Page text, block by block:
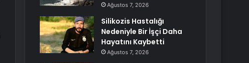
Ağustos 7, 2026
Silikozis Hastalığı
Nedeniyle Bir İşçi Daha
Hayatını Kaybetti
Ağustos 7, 2026